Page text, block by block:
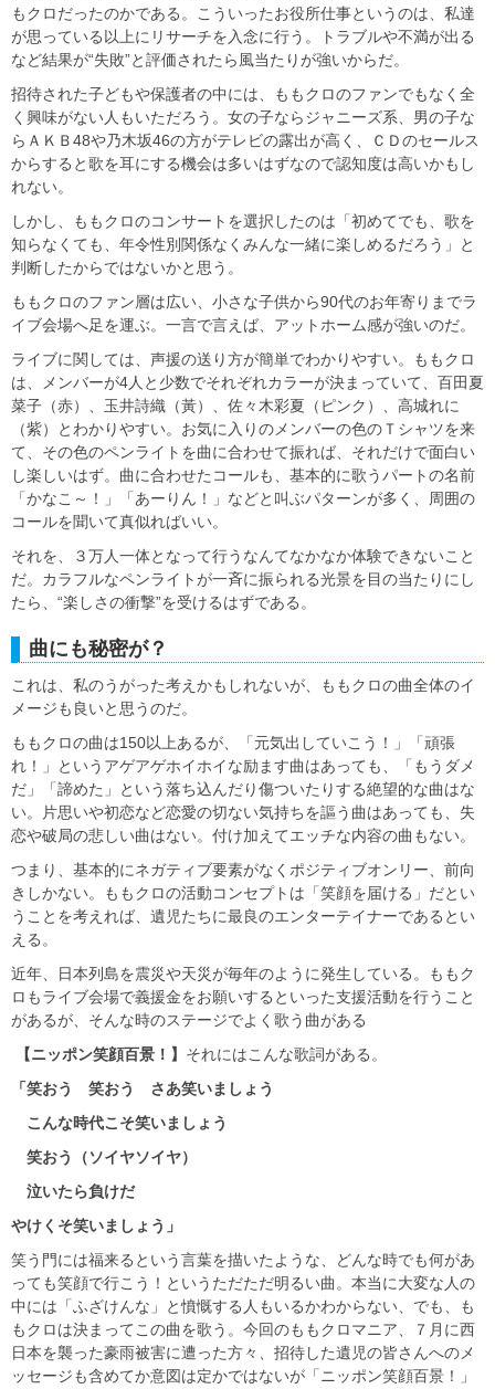
もクロだったのかである。こういったお役所仕事というのは、私達
が思っている以上にリサーチを入念に行う。トラブルや不満が出る
など結果が“失敗”と評価されたら風当たりが強いからだ。
招待された子どもや保護者の中には、ももクロのファンでもなく全
く興味がない人もいただろう。女の子ならジャニーズ系、男の子な
らＡＫＢ48や乃木坂46の方がテレビの露出が高く、ＣＤのセールス
からすると歌を耳にする機会は多いはずなので認知度は高いかもし
れない。
しかし、ももクロのコンサートを選択したのは「初めてでも、歌を
知らなくても、年令性別関係なくみんな一緒に楽しめるだろう」と
判断したからではないかと思う。
ももクロのファン層は広い、小さな子供から90代のお年寄りまでラ
イブ会場へ足を運ぶ。一言で言えば、アットホーム感が強いのだ。
ライブに関しては、声援の送り方が簡単でわかりやすい。ももクロ
は、メンバーが4人と少数でそれぞれカラーが決まっていて、百田夏
菜子（赤）、玉井詩織（黃）、佐々木彩夏（ピンク）、高城れに
（紫）とわかりやすい。お気に入りのメンバーの色のＴシャツを来
て、その色のペンライトを曲に合わせて振れば、それだけで面白い
し楽しいはず。曲に合わせたコールも、基本的に歌うパートの名前
「かなこ～！」「あーりん！」などと叫ぶパターンが多く、周囲の
コールを聞いて真似ればいい。
それを、３万人一体となって行うなんてなかなか体験できないこと
だ。カラフルなペンライトが一斉に振られる光景を目の当たりにし
たら、“楽しさの衝撃”を受けるはずである。
曲にも秘密が？
これは、私のうがった考えかもしれないが、ももクロの曲全体のイ
メージも良いと思うのだ。
ももクロの曲は150以上あるが、「元気出していこう！」「頑張
れ！」というアゲアゲホイホイな励ます曲はあっても、「もうダメ
だ」「諦めた」という落ち込んだり傷ついたりする絶望的な曲はな
い。片思いや初恋など恋愛の切ない気持ちを謳う曲はあっても、失
恋や破局の悲しい曲はない。付け加えてエッチな内容の曲もない。
つまり、基本的にネガティブ要素がなくポジティブオンリー、前向
きしかない。ももクロの活動コンセプトは「笑顔を届ける」だとい
うことを考えれば、遺児たちに最良のエンターテイナーであるとい
える。
近年、日本列島を震災や天災が毎年のように発生している。ももク
ロもライブ会場で義援金をお願いするといった支援活動を行うこと
があるが、そんな時のステージでよく歌う曲がある
【ニッポン笑顔百景！】 それにはこんな歌詞がある。
「笑おう 笑おう さあ笑いましょう
こんな時代こそ笑いましょう
笑おう（ソイヤソイヤ）
泣いたら負けだ
やけくそ笑いましょう」
笑う門には福来るという言葉を描いたような、どんな時でも何があ
っても笑顔で行こう！というただただ明るい曲。本当に大変な人の
中には「ふざけんな」と憤慨する人もいるかわからない、でも、も
もクロは決まってこの曲を歌う。今回のももクロマニア、７月に西
日本を襲った豪雨被害に遭った方々、招待した遺児の皆さんへのメ
ッセージも含めてか意図は定かではないが「ニッポン笑顔百景！」